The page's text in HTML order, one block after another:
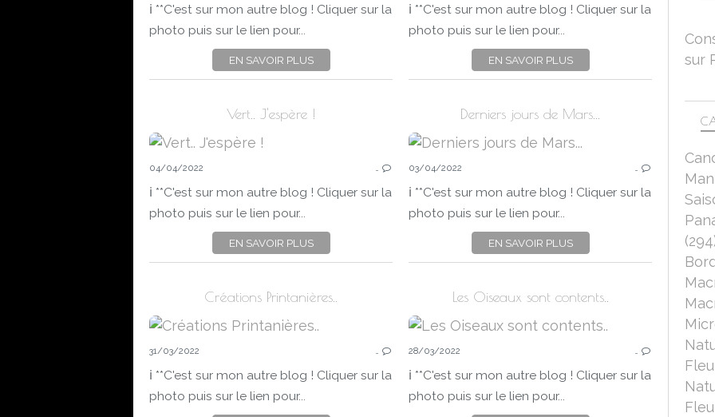
ℹ️ **C'est sur mon autre blog ! Cliquer sur la
photo puis sur le lien pour...
EN SAVOIR PLUS
ℹ️ **C'est sur mon autre blog ! Cliquer sur la
photo puis sur le lien pour...
EN SAVOIR PLUS
Vert.. J'espère !
SUR MON AUTRE BLOG
04/04/2022 …
ℹ️ **C'est sur mon autre blog ! Cliquer sur la
photo puis sur le lien pour...
EN SAVOIR PLUS
Derniers jours de Mars...
03/04/2022 …
ℹ️ **C'est sur mon autre blog ! Cliquer sur la
photo puis sur le lien pour...
EN SAVOIR PLUS
Créations Printanières..
SUR MON AUTRE BLOG
31/03/2022 …
ℹ️ **C'est sur mon autre blog ! Cliquer sur la
photo puis sur le lien pour...
Les Oiseaux sont contents..
28/03/2022 …
ℹ️ **C'est sur mon autre blog ! Cliquer sur la
photo puis sur le lien pour...
sur